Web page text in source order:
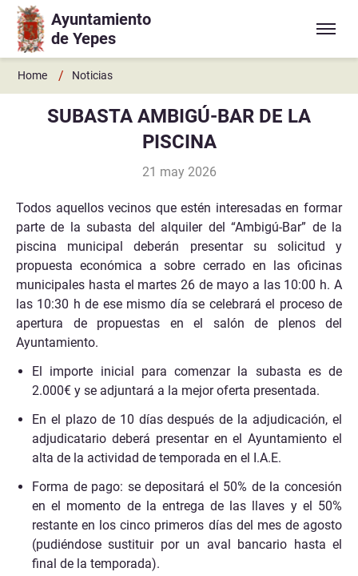
Ir a contenido principal
Ayuntamiento
de Yepes
Home / Noticias
SUBASTA AMBIGÚ-BAR DE LA
PISCINA
21 may 2026
Todos aquellos vecinos que estén interesadas en formar
parte de la subasta del alquiler del “Ambigú-Bar” de la
piscina municipal deberán presentar su solicitud y
propuesta económica a sobre cerrado en las oficinas
municipales hasta el martes 26 de mayo a las 10:00 h. A
las 10:30 h de ese mismo día se celebrará el proceso de
apertura de propuestas en el salón de plenos del
Ayuntamiento.
El importe inicial para comenzar la subasta es de
2.000€ y se adjuntará a la mejor oferta presentada.
En el plazo de 10 días después de la adjudicación, el
adjudicatario deberá presentar en el Ayuntamiento el
alta de la actividad de temporada en el I.A.E.
Forma de pago: se depositará el 50% de la concesión
en el momento de la entrega de las llaves y el 50%
restante en los cinco primeros días del mes de agosto
(pudiéndose sustituir por un aval bancario hasta el
final de la temporada).